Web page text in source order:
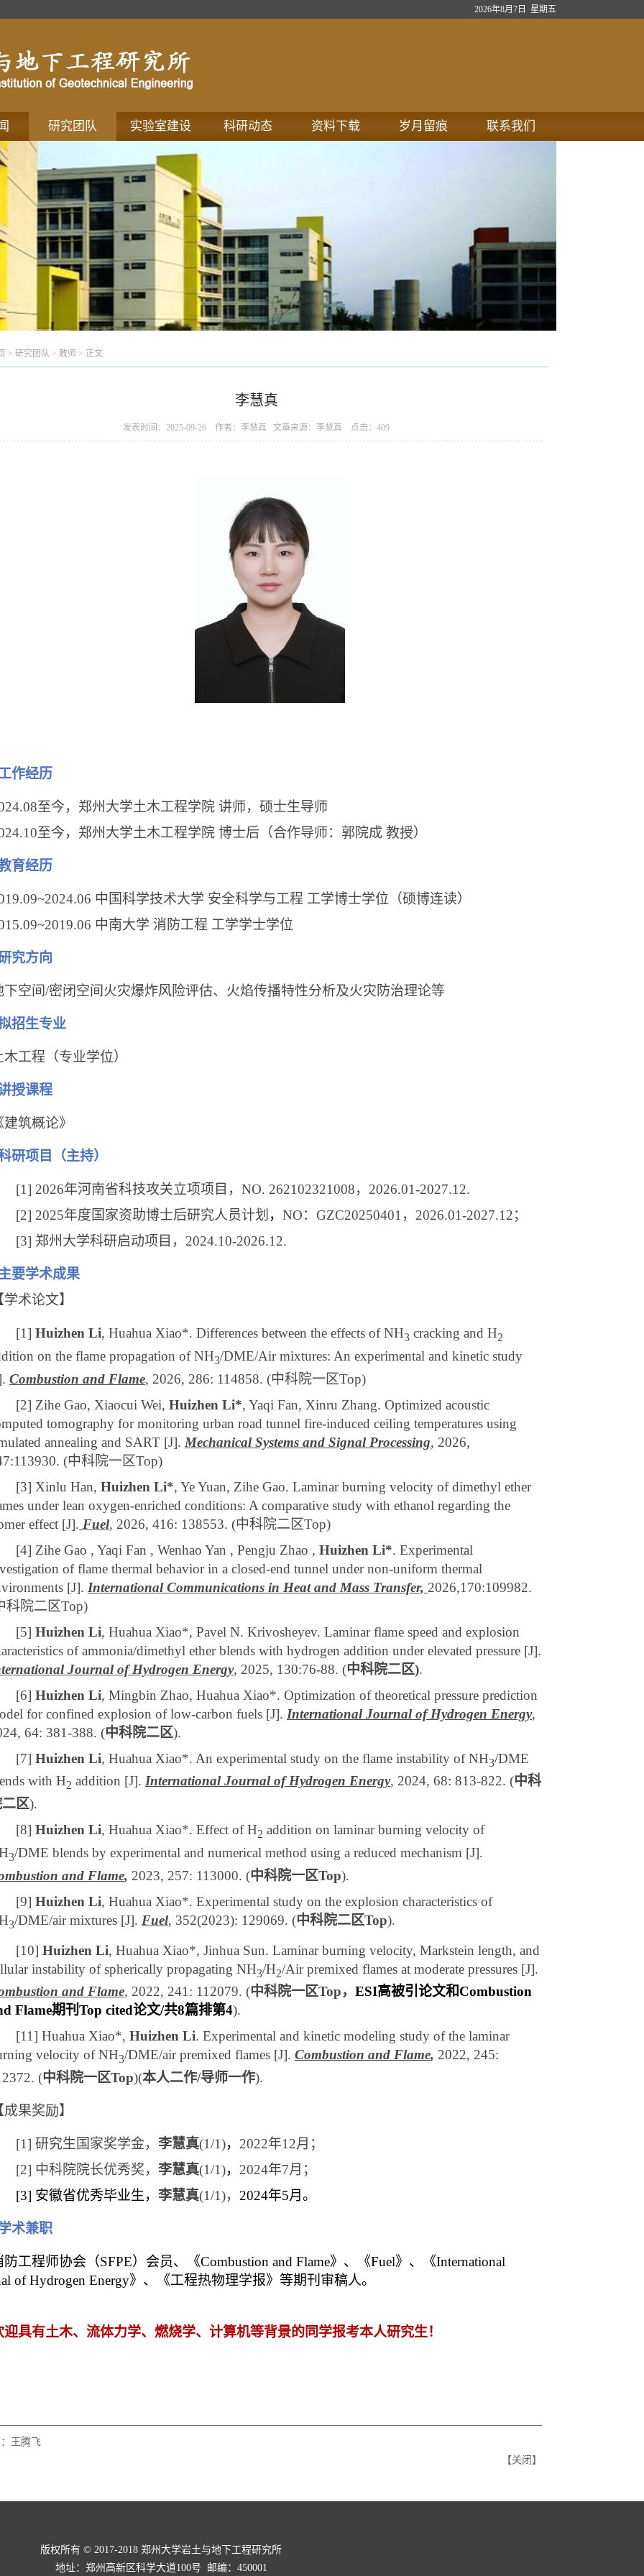
2026年8月7日 星期五
研究团队 实验室建设 科研动态 资料下载 岁月留痕 联系我们
> 研究团队 > 教师 > 正文
李慧真
发表时间：2025-09-26 作者：李慧真 文章来源：李慧真 点击： 409
作经历
至今，郑州大学土木工程学院 讲师，硕士生导师
至今，郑州大学土木工程学院 博士后（合作导师：郭院成 教授）
育经历
中国科学技术大学 安全科学与工程 工学博士学位（硕博连读）
中南大学 消防工程 工学学士学位
究方向
下空间 /密闭空间火灾爆炸风险评估、火焰传播特性分析及火灾防治理论等
招生专业
木工程（专业学位）
授课程
建筑概论》
研项目（主持）
[1] 2026年河南省科技攻关立项项目， NO. 262102321008， 2026.01-2027.12.
[2] 2025年度国家资助博士后研究人员计划 ， NO： GZC20250401 ， 2026.01-2027.12；
[3] 郑州大学科研启动项目， 2024.10-2026.12.
要学术成果
学术论文】
[1] Huizhen Li, Huahua Xiao*. Differences between the effects of NH3 cracking and H2
on the flame propagation of NH3/DME/Air mixtures: An experimental and kinetic study
Combustion and Flame, 2026, 286: 114858. (中科院一区Top)
[2] Zihe Gao, Xiaocui Wei, Huizhen Li*, Yaqi Fan, Xinru Zhang. Optimized acoustic
tomography for monitoring urban road tunnel fire-induced ceiling temperatures using
annealing and SART [J]. Mechanical Systems and Signal Processing, 2026,
(中科院一区Top)
[3] Xinlu Han, Huizhen Li*, Ye Yuan, Zihe Gao. Laminar burning velocity of dimethyl ether
under lean oxygen-enriched conditions: A comparative study with ethanol regarding the
effect [J]. Fuel, 2026, 416: 138553. (中科院二区Top)
[4] Zihe Gao , Yaqi Fan , Wenhao Yan , Pengju Zhao , Huizhen Li*. Experimental
of flame thermal behavior in a closed-end tunnel under non-uniform thermal
[J]. International Communications in Heat and Mass Transfer, 2026,170:109982.
科院二区Top)
[5] Huizhen Li, Huahua Xiao*, Pavel N. Krivosheyev. Laminar flame speed and explosion
of ammonia/dimethyl ether blends with hydrogen addition under elevated pressure [J].
Journal of Hydrogen Energy, 2025, 130:76-88. (中科院二区).
[6] Huizhen Li, Mingbin Zhao, Huahua Xiao*. Optimization of theoretical pressure prediction
for confined explosion of low-carbon fuels [J]. International Journal of Hydrogen Energy,
64: 381-388. (中科院二区).
[7] Huizhen Li, Huahua Xiao*. An experimental study on the flame instability of NH3/DME
with H2 addition [J]. International Journal of Hydrogen Energy, 2024, 68: 813-822. (中科
二区).
[8] Huizhen Li, Huahua Xiao*. Effect of H2 addition on laminar burning velocity of
3/DME blends by experimental and numerical method using a reduced mechanism [J].
and Flame, 2023, 257: 113000. (中科院一区Top).
[9] Huizhen Li, Huahua Xiao*. Experimental study on the explosion characteristics of
3/DME/air mixtures [J]. Fuel, 352(2023): 129069. (中科院二区Top).
[10] Huizhen Li, Huahua Xiao*, Jinhua Sun. Laminar burning velocity, Markstein length, and
instability of spherically propagating NH3/H2/Air premixed flames at moderate pressures [J].
and Flame, 2022, 241: 112079. (中科院一区Top， ESI高被引论文和Combustion
Flame期刊Top cited论文/共8篇排第4).
[11] Huahua Xiao*, Huizhen Li. Experimental and kinetic modeling study of the laminar
velocity of NH3/DME/air premixed flames [J]. Combustion and Flame, 2022, 245:
(中科院一区Top)(本人二作/导师一作).
成果奖励】
[1] 研究生国家奖学金， 李慧真(1/1)， 2022年12月；
[2] 中科院院长优秀奖， 李慧真(1/1)， 2024年7月；
[3] 安徽省优秀毕业生， 李慧真(1/1)， 2024年5月。
术兼职
防工程师协会（SFPE）会员、《Combustion and Flame》、《Fuel》、《International
of Hydrogen Energy》、《工程热物理学报》等期刊审稿人。
迎具有土木、流体力学、燃烧学、计算机等背景的同学报考本人研究生！
王腾飞
【关闭 】
版权所有 © 2017-2018 郑州大学岩土与地下工程研究所
地址：郑州高新区科学大道100号 邮编：450001